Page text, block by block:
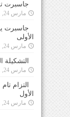
جاسبرت
مارس 24, 2021
جاسبرت
الأولى
مارس 24, 2021
التشكيلة
مارس 24, 2021
التزام
الأول
مارس 24, 2021